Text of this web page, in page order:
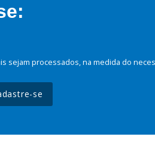
processados, na medida do
se